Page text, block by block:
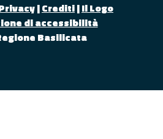
|Crediti|Il Logo
di accessibilità
Basilicata